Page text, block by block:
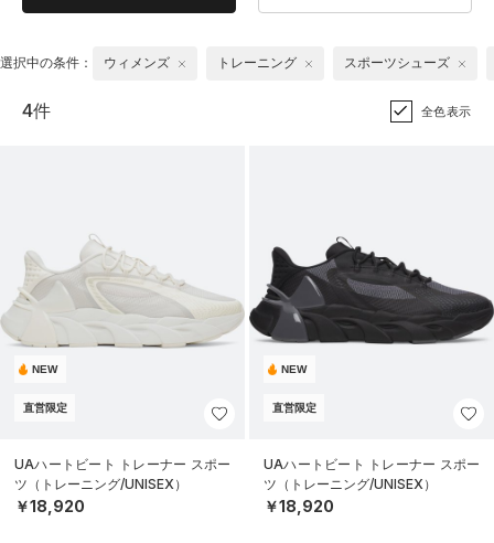
選択中の条件： ウィメンズ トレーニング スポーツシューズ
4件 全色表示
NEW
直営限定
UAハートビート トレーナー スポー
ツ（トレーニング/UNISEX）
￥18,920
NEW
直営限定
UAハートビート トレーナー スポー
ツ（トレーニング/UNISEX）
￥18,920